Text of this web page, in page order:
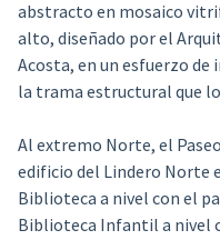
abstracto en mosaico
alto, diseñado por el
Acosta, en un esfuerzo
la trama estructural que
Al extremo Norte, el
edificio del Lindero Norte
Biblioteca a nivel con el
Biblioteca Infantil a nivel